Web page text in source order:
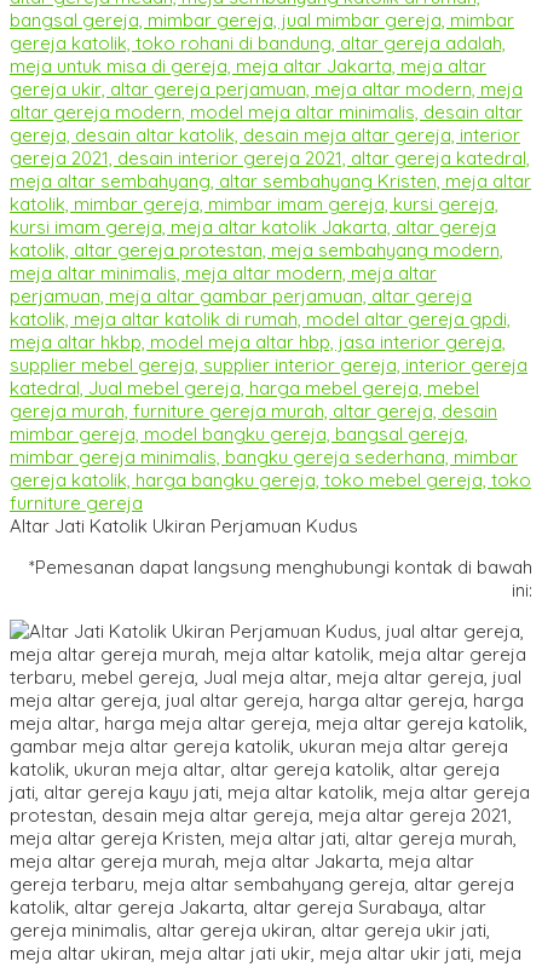
Altar Jati Katolik Ukiran Perjamuan Kudus
*Pemesanan dapat langsung menghubungi kontak di bawah
ini: